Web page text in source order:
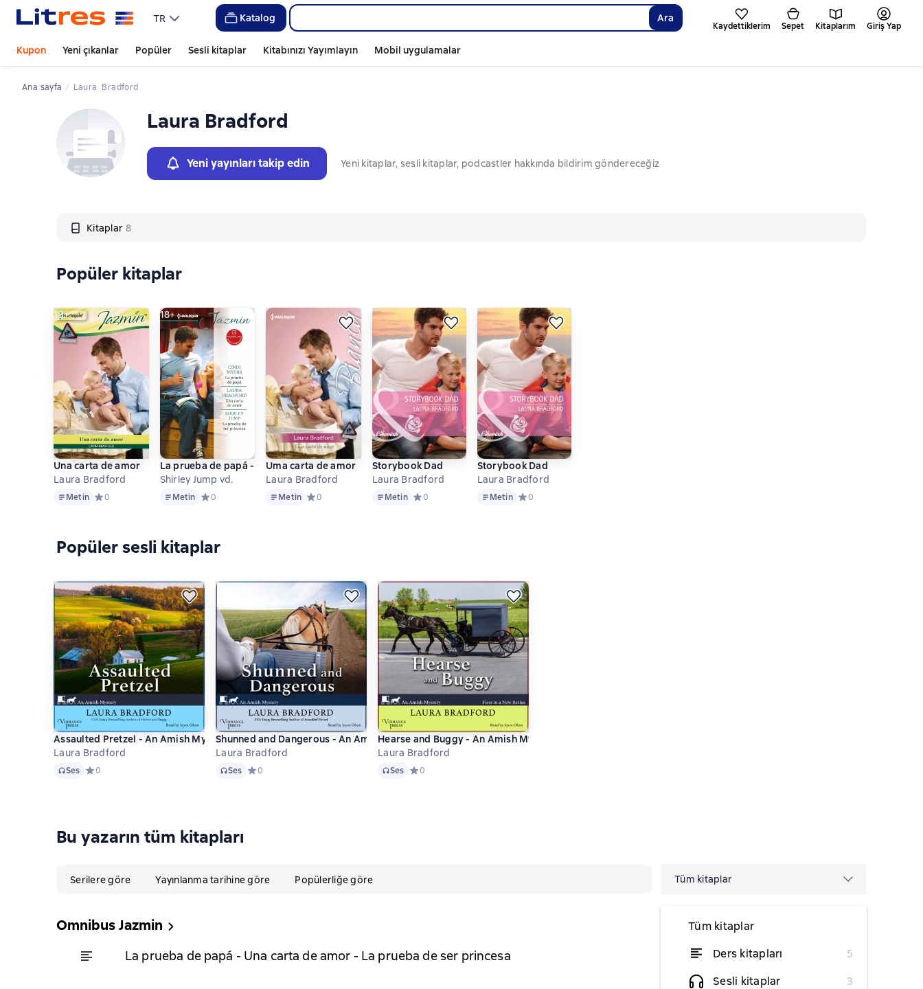
TR Katalog Ara
Kaydettiklerim Sepet Kitaplarım Giriş Yap
Kupon Yeni çıkanlar Popüler Sesli kitaplar Kitabınızı Yayımlayın Mobil uygulamalar
Ana sayfa Laura  Bradford
Laura Bradford
Yeni yayınları takip edin Yeni kitaplar, sesli kitaplar, podcastler hakkında bildirim göndereceğiz
Kitaplar 8
Слайдер с книгами
Popüler kitaplar
18+
Una carta de amor
Laura Bradford
MetinMetin Средний рейтинг 0 на основе 0 оценок
0
18+
La prueba de papá - Una carta de amor - La prueba de ser princesa
Shirley Jump vd.
MetinMetin Средний рейтинг 0 на основе 0 оценок
0
Uma carta de amor
Laura Bradford
MetinMetin Средний рейтинг 0 на основе 0 оценок
0
Storybook Dad
Laura Bradford
MetinMetin Средний рейтинг 0 на основе 0 оценок
0
Storybook Dad
Laura Bradford
MetinMetin Средний рейтинг 0 на основе 0 оценок
0
Слайдер с книгами
Popüler sesli kitaplar
Assaulted Pretzel - An Amish Mystery, Book 2 (Unabridged)
Laura Bradford
SesSes Средний рейтинг 0 на основе 0 оценок
0
Shunned and Dangerous - An Amish Mystery, Book 3 (Unabridged)
Laura Bradford
SesSes Средний рейтинг 0 на основе 0 оценок
0
Hearse and Buggy - An Amish Mystery, Book 1 (Unabridged)
Laura Bradford
SesSes Средний рейтинг 0 на основе 0 оценок
0
Bu yazarın tüm kitapları
Serilere göre Yayınlanma tarihine göre Popülerliğe göre Tüm kitaplar
Tüm kitaplar
Ders kitapları
5
Sesli kitaplar
3
Omnibus Jazmin
La prueba de papá - Una carta de amor - La prueba de ser princesa itibaren ₺356,41